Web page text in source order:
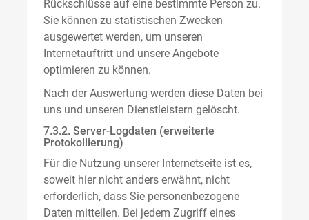
Rückschlüsse auf eine bestimmte Person zu.
Sie können zu statistischen Zwecken
ausgewertet werden, um unseren
Internetauftritt und unsere Angebote
optimieren zu können.
Nach der Auswertung werden diese Daten bei
uns und unseren Dienstleistern gelöscht.
7.3.2. Server-Logdaten (erweiterte
Protokollierung)
Für die Nutzung unserer Internetseite ist es,
soweit hier nicht anders erwähnt, nicht
erforderlich, dass Sie personenbezogene
Daten mitteilen. Bei jedem Zugriff eines